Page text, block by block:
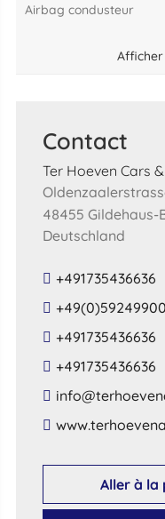
airbag condusteur
Contact
Ter Hoeven Cars
48455 Gildehaus-
Deutschland
+491735436636
+491735436636
+491735436636
Aller à la